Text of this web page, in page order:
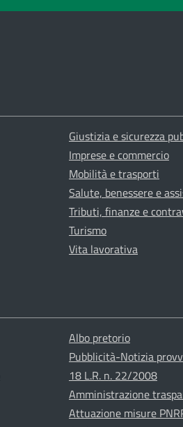
Giustizia e sicurezza
Imprese e commercio
Mobilità e trasporti
Salute, benessere e
Tributi, finanze e
Turismo
Vita lavorativa
Albo pretorio
Pubblicità-Notizia
18 L.R. n. 22/2008
Amministrazione
Attuazione misure